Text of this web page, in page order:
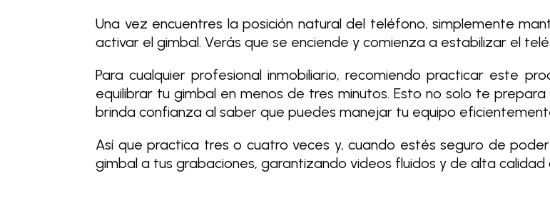
Una vez encuentres la posición natural del teléfono, simplemente
activar el gimbal. Verás que se enciende y comienza a estabilizar el
Para cualquier profesional inmobiliario, recomiendo practicar este
equilibrar tu gimbal en menos de tres minutos. Esto no solo te
brinda confianza al saber que puedes manejar tu equipo
Así que practica tres o cuatro veces y, cuando estés seguro de
gimbal a tus grabaciones, garantizando videos fluidos y de alta calidad